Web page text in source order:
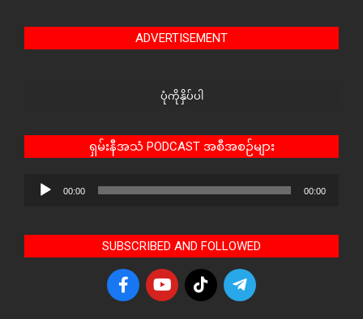
ADVERTISEMENT
ပုံကိုနှိပ်ပါ
ရှမ်းနီအသံ PODCAST အစီအစဉ်များ
Audio
00:00 00:00
SUBSCRIBED AND FOLLOWED